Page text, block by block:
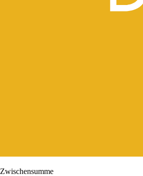
Zwischensumme